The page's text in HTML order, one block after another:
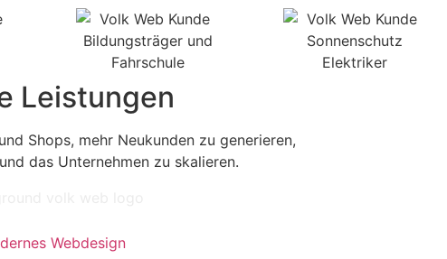
Leistungen
Shops, mehr Neukunden zu generieren,
das Unternehmen zu skalieren.